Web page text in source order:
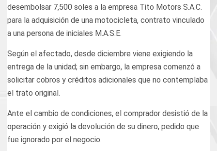
desembolsar 7,500 soles a la empresa Tito Motors S.A.C.
para la adquisición de una motocicleta, contrato vinculado
a una persona de iniciales M.A.S.E.
Según el afectado, desde diciembre viene exigiendo la
entrega de la unidad; sin embargo, la empresa comenzó a
solicitar cobros y créditos adicionales que no contemplaba
el trato original.
Ante el cambio de condiciones, el comprador desistió de la
operación y exigió la devolución de su dinero, pedido que
fue ignorado por el negocio.